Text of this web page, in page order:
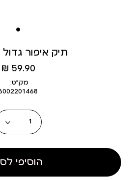
תיק איפור
מחיר
מוצר
59.90 ₪
מק״ט:
כמות
הוסיפי